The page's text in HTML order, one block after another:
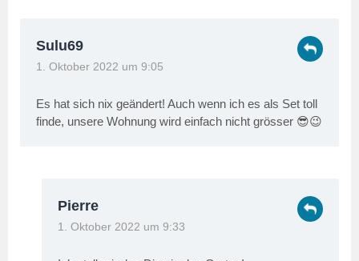
Sulu69
1. Oktober 2022 um 9:05
Es hat sich nix geändert! Auch wenn ich es als Set toll
finde, unsere Wohnung wird einfach nicht grösser 😎😉
Pierre
1. Oktober 2022 um 9:33